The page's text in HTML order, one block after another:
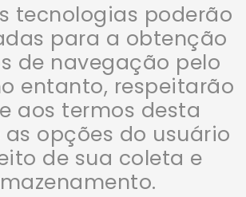
tecnologias poderão
para a obtenção
de navegação pelo
entanto, respeitarão
aos termos desta
opções do usuário
de sua coleta e